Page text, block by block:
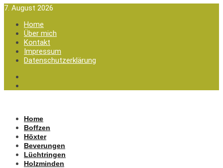
7. August 2026
Home
Über mich
Kontakt
Impressum
Datenschutzerklärung
Home
Boffzen
Höxter
Beverungen
Lüchtringen
Holzminden